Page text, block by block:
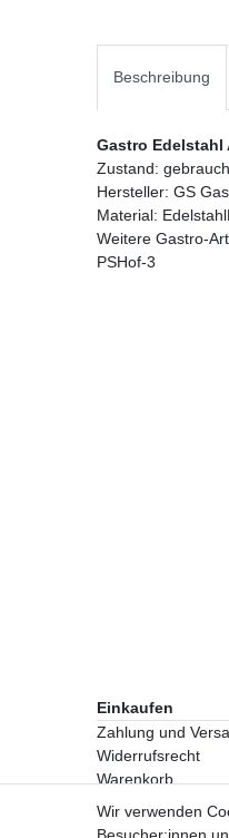
Beschreibung
Gastro Edelstahl
Zustand:
Hersteller: GS
Material:
Weitere Gastro-
PSHof-3
Einkaufen
Zahlung und
Widerrufsrecht
Warenkorb
Zur Kasse
Wir verwenden